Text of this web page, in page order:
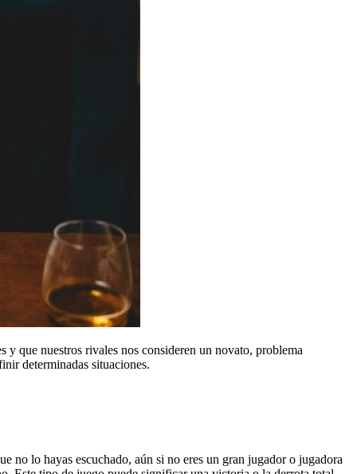
y que nuestros rivales nos consideren un novato, problema
determinadas situaciones.
no lo hayas escuchado, aún si no eres un gran jugador o jugadora